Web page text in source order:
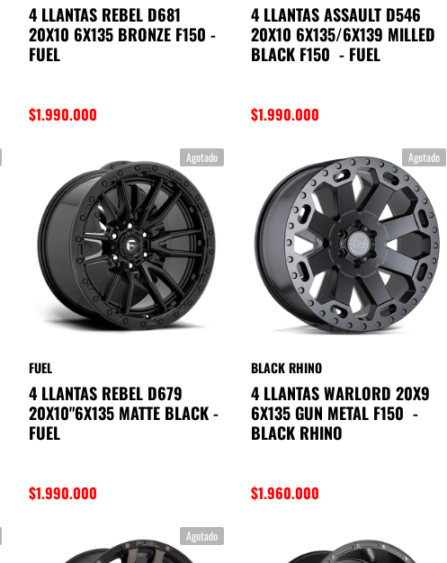
4 LLANTAS REBEL D681
20X10 6X135 BRONZE F150 -
FUEL
$1.990.000
4 LLANTAS ASSAULT D546
20X10 6X135/6X139 MILLED
BLACK F150 - FUEL
$1.990.000
Agotado
FUEL
4 LLANTAS REBEL D679
20X10"6X135 MATTE BLACK -
FUEL
$1.990.000
Agotado
BLACK RHINO
4 LLANTAS WARLORD 20X9
6X135 GUN METAL F150 -
BLACK RHINO
$1.960.000
Agotado